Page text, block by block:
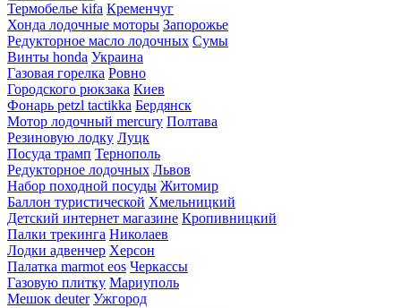
Термобелье kifa Кременчуг
Хонда лодочные моторы Запорожье
Редукторное масло лодочных Сумы
Винты honda Украина
Газовая горелка Ровно
Городского рюкзака Киев
Фонарь petzl tactikka Бердянск
Мотор лодочный mercury Полтава
Резиновую лодку Луцк
Посуда трамп Тернополь
Редукторное лодочных Львов
Набор походной посуды Житомир
Баллон туристической Хмельницкий
Детский интернет магазине Кропивницкий
Палки трекинга Николаев
Лодки адвенчер Херсон
Палатка marmot eos Черкассы
Газовую плитку Мариуполь
Мешок deuter Ужгород